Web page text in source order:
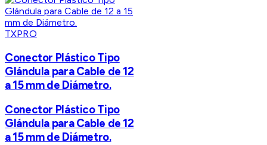
TXPRO
Conector Plástico Tipo
Glándula para Cable de 12
a 15 mm de Diámetro.
Conector Plástico Tipo
Glándula para Cable de 12
a 15 mm de Diámetro.